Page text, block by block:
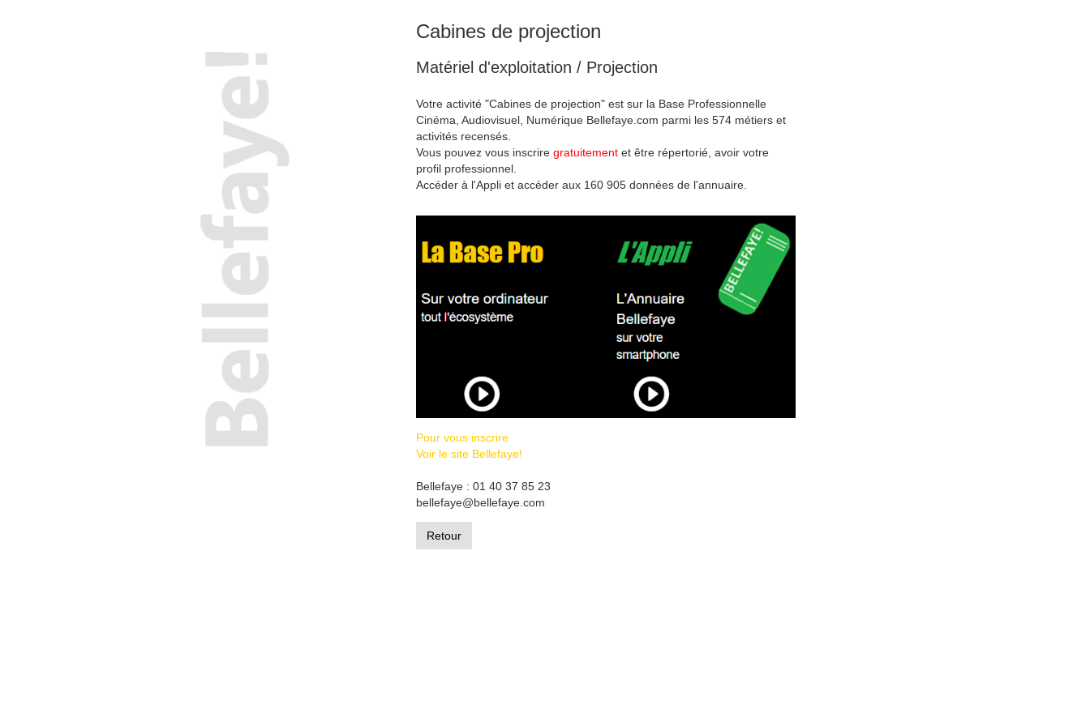
Cabines de projection
Matériel d'exploitation / Projection
Votre activité "Cabines de projection" est sur la Base Professionnelle
Cinéma, Audiovisuel, Numérique Bellefaye.com parmi les 574 métiers et
activités recensés.
Vous pouvez vous inscrire gratuitementet être répertorié, avoir votre
profil professionnel.
Accéder à l'Appli et accéder aux 160 905 données de l'annuaire.
Pour vous inscrire
Voir le site Bellefaye!
Bellefaye : 01 40 37 85 23
bellefaye@bellefaye.com
Retour